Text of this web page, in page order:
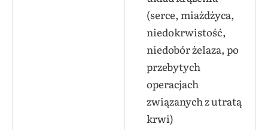
(serce, miażdżyca,
niedokrwistość,
niedobór żelaza, po
przebytych
operacjach
związanych z utratą
krwi)